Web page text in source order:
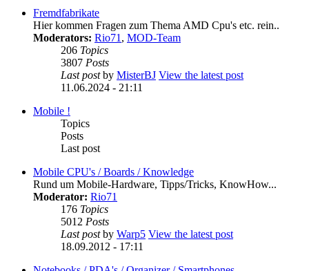
Fremdfabrikate
Hier kommen Fragen zum Thema AMD Cpu's etc. rein..
Moderators: Rio71, MOD-Team
206 Topics
3807 Posts
Last postby MisterBJ View the latest post
11.06.2024 - 21:11
Mobile !
Topics
Posts
Last post
Mobile CPU's / Boards / Knowledge
Rund um Mobile-Hardware, Tipps/Tricks, KnowHow...
Moderator: Rio71
176 Topics
5012 Posts
Last postby Warp5 View the latest post
18.09.2012 - 17:11